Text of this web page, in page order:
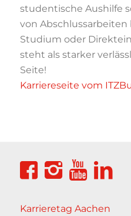
studentische Aushilfe
von Abschlussarbeiten
Studium oder
steht als starker
Seite!
Karriereseite vom
Karrieretag Aachen